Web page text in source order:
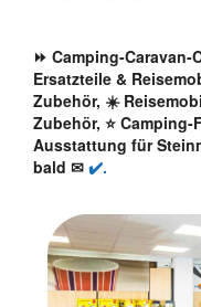
⏩ Camping-
Ersatzteile &
Zubehör, ☀️
Zubehör, ⭐
Ausstattung für
bald ✉ ✔️.